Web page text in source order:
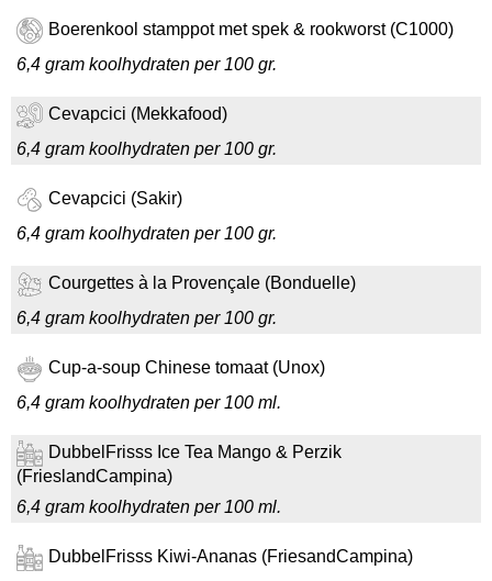
Boerenkool stamppot met spek & rookworst (C1000)
6,4 gram koolhydraten per 100 gr.
Cevapcici (Mekkafood)
6,4 gram koolhydraten per 100 gr.
Cevapcici (Sakir)
6,4 gram koolhydraten per 100 gr.
Courgettes à la Provençale (Bonduelle)
6,4 gram koolhydraten per 100 gr.
Cup-a-soup Chinese tomaat (Unox)
6,4 gram koolhydraten per 100 ml.
DubbelFrisss Ice Tea Mango & Perzik
(FrieslandCampina)
6,4 gram koolhydraten per 100 ml.
DubbelFrisss Kiwi-Ananas (FriesandCampina)